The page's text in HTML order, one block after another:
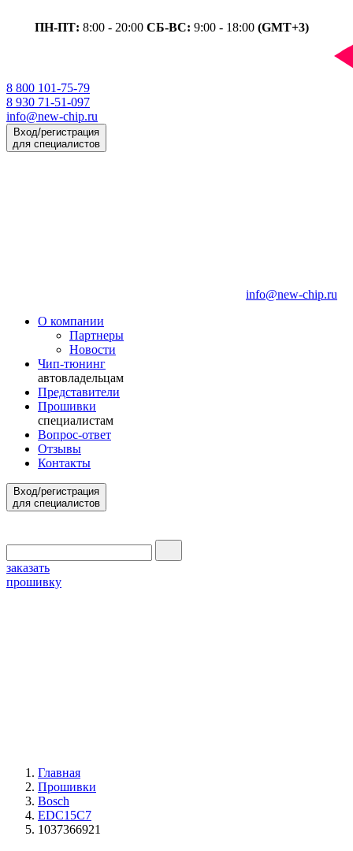
ПН-ПТ: 8:00 - 20:00 СБ-ВС: 9:00 - 18:00 (GMT+3)
8 800 101-75-79
8 930 71-51-097
info@new-chip.ru
Вход/регистрация
для специалистов
info@new-chip.ru
О компании
Партнеры
Новости
Чип-тюнинг
автовладельцам
Представители
Прошивки
специалистам
Вопрос-ответ
Отзывы
Контакты
Вход/регистрация
для специалистов
заказать
прошивку
Главная
Прошивки
Bosch
EDC15C7
1037366921